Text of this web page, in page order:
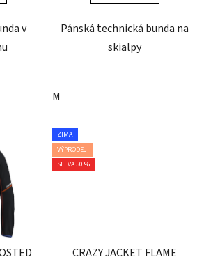
v
Pánská technická bunda na
skialpy
M
ZIMA
VÝPRODEJ
SLEVA 50 %
CRAZY JACKET FLAME